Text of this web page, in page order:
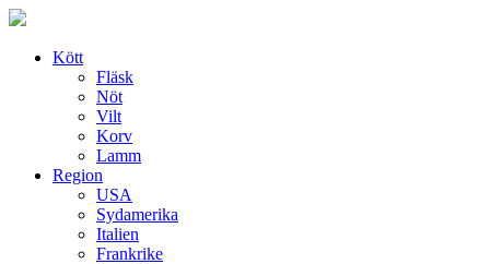
Skip
contentKött
Fläsk
Nöt
Vilt
Korv
Lamm
Region
USA
Sydamerika
Italien
Frankrike